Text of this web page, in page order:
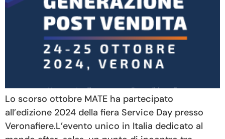
Lo scorso ottobre MATE ha partecipato
all’edizione 2024 della fiera Service Day presso
Veronafiere.L’evento unico in Italia dedicato al